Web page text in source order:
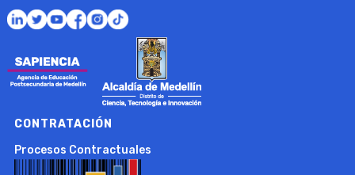
CONTRATACIÓN
Procesos Contractuales